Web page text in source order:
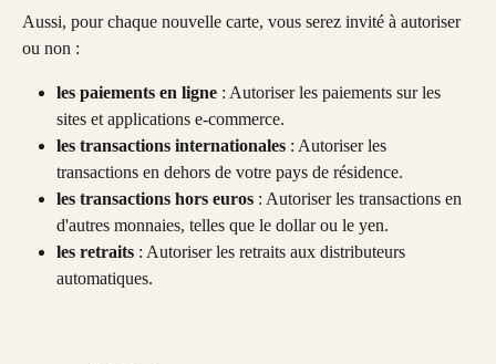
Aussi, pour chaque nouvelle carte, vous serez invité à autoriser
ou non :
les paiements en ligne : Autoriser les paiements sur les
sites et applications e-commerce.
les transactions internationales : Autoriser les
transactions en dehors de votre pays de résidence.
les transactions hors euros : Autoriser les transactions en
d'autres monnaies, telles que le dollar ou le yen.
les retraits : Autoriser les retraits aux distributeurs
automatiques.